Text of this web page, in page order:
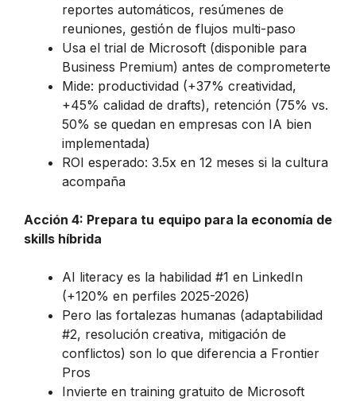
reportes automáticos, resúmenes de
reuniones, gestión de flujos multi-paso
Usa el trial de Microsoft (disponible para
Business Premium) antes de comprometerte
Mide: productividad (+37% creatividad,
+45% calidad de drafts), retención (75% vs.
50% se quedan en empresas con IA bien
implementada)
ROI esperado: 3.5x en 12 meses si la cultura
acompaña
Acción 4: Prepara tu equipo para la economía de
skills híbrida
AI literacy es la habilidad #1 en LinkedIn
(+120% en perfiles 2025-2026)
Pero las fortalezas humanas (adaptabilidad
#2, resolución creativa, mitigación de
conflictos) son lo que diferencia a Frontier
Pros
Invierte en training gratuito de Microsoft